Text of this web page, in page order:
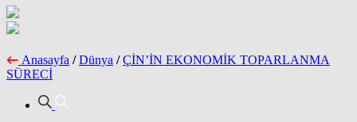
Anasayfa / Dünya / ÇİN’İN EKONOMİK TOPARLANMA
SÜRECİ